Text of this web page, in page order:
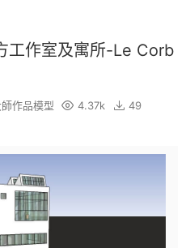
工作室及寓所-Le Corb
作品模型 4.37k
49